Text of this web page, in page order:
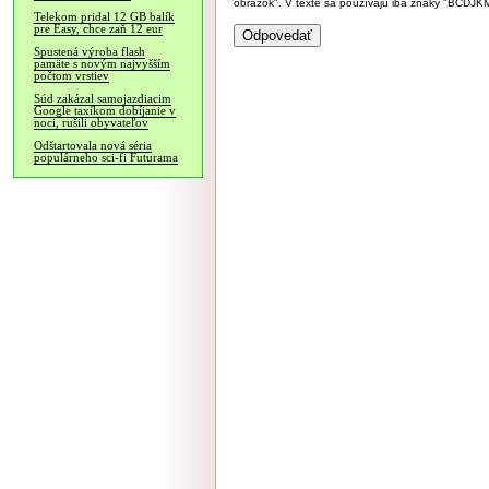
Telekom pridal 12 GB balík
pre Easy, chce zaň 12 eur
Spustená výroba flash
pamäte s novým najvyšším
počtom vrstiev
Súd zakázal samojazdiacim
Google taxíkom dobíjanie v
noci, rušili obyvateľov
Odštartovala nová séria
populárneho sci-fi Futurama
obrázok". V texte sa používajú iba znaky